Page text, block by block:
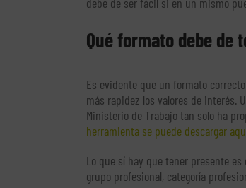
Qué formato debe de
Es evidente que un formato
más rapidez los valores de interés.
Ministerio de Trabajo tan solo ha
herramienta se puede descargar
Lo que sí hay que tener presente
grupo profesional, categoría